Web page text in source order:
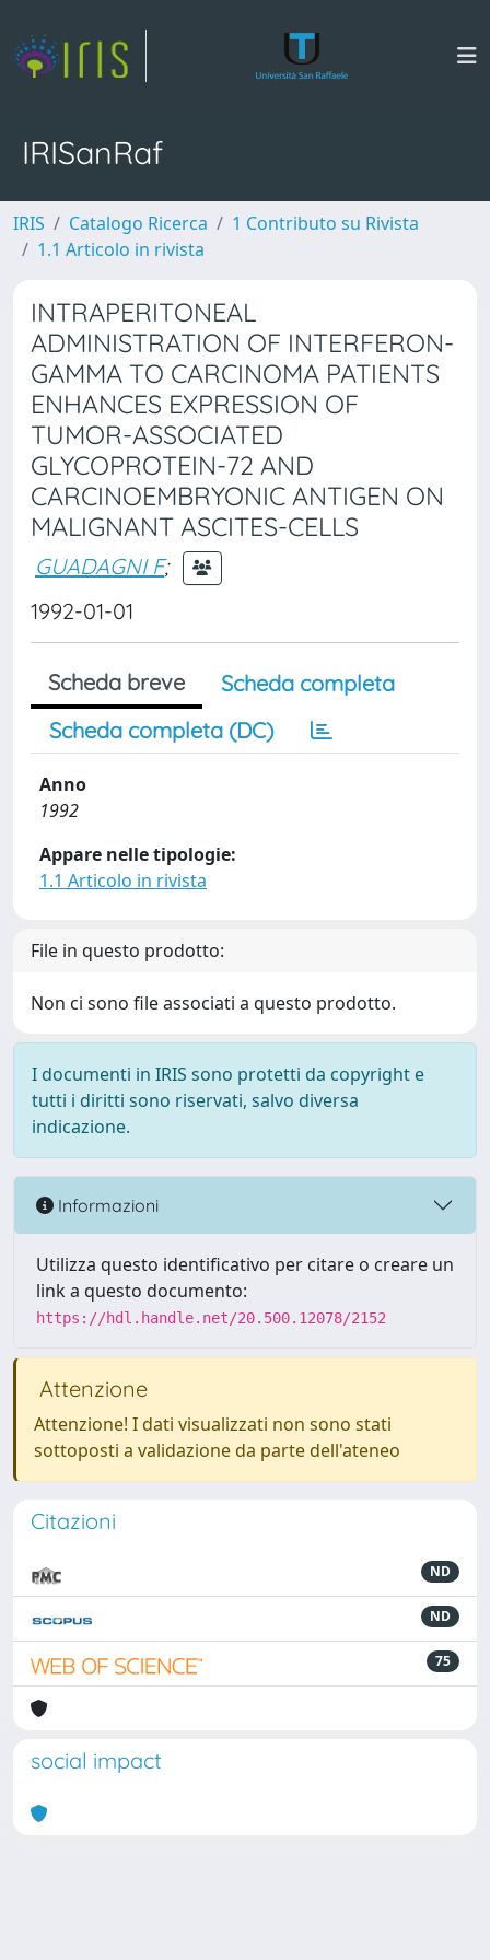
IRISanRaf
IRIS Catalogo Ricerca
1 Contributo su Rivista
1.1 Articolo in rivista
INTRAPERITONEAL
ADMINISTRATION OF INTERFERON-
GAMMA TO CARCINOMA PATIENTS
ENHANCES EXPRESSION OF
TUMOR-ASSOCIATED
GLYCOPROTEIN-72 AND
CARCINOEMBRYONIC ANTIGEN ON
MALIGNANT ASCITES-CELLS
GUADAGNI F;
1992-01-01
Scheda breve
Scheda completa
Scheda completa (DC)
Anno
1992
Appare nelle tipologie:
1.1 Articolo in rivista
File in questo prodotto:
Non ci sono file associati a questo prodotto.
I documenti in IRIS sono protetti da copyright e
tutti i diritti sono riservati, salvo diversa
indicazione.
Informazioni
Utilizza questo identificativo per citare o creare un
link a questo documento:
https://hdl.handle.net/20.500.12078/2152
Attenzione
Attenzione! I dati visualizzati non sono stati
sottoposti a validazione da parte dell'ateneo
Citazioni
ND
ND
75
social impact